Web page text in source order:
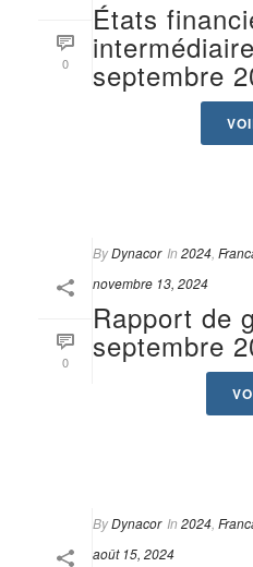
0
États
septembre
0
ByDynacor In 2024
novembre 13, 2024
Rapport de
septembre
ByDynacor In 2024
août 15, 2024